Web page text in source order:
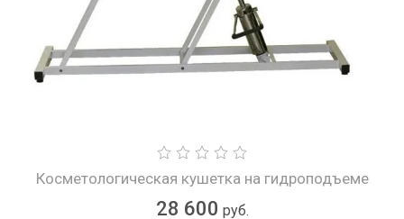
Косметологическая кушетка на гидроподъеме
28 600 руб.